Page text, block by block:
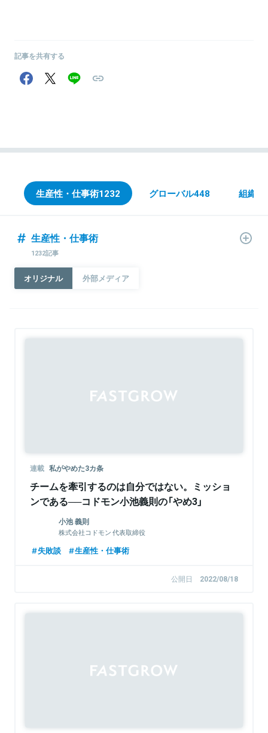
記事を共有する
生産性・仕事術1232 グローバル448 組織
生産性・仕事術
1232記事
オリジナル 外部メディア
連載 私がやめた3カ条
チームを牽引するのは自分ではない。ミッショ
ンである──コドモン小池義則の「やめ3」
小池 義則
株式会社コドモン 代表取締役
失敗談 生産性・仕事術
公開日 2022/08/18